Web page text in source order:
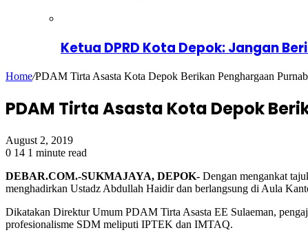
Ketua DPRD Kota Depok: Jangan
Home/PDAM Tirta Asasta Kota Depok Berikan Penghargaan
PDAM Tirta Asasta Kota Depok
August 2, 2019
0 14 1 minute read
DEBAR.COM.-SUKMAJAYA, DEPOK- Dengan mengankat
menghadirkan Ustadz Abdullah Haidir dan berlangsung di Aula
Dikatakan Direktur Umum PDAM Tirta Asasta EE Sulaeman,
profesionalisme SDM meliputi IPTEK dan IMTAQ.